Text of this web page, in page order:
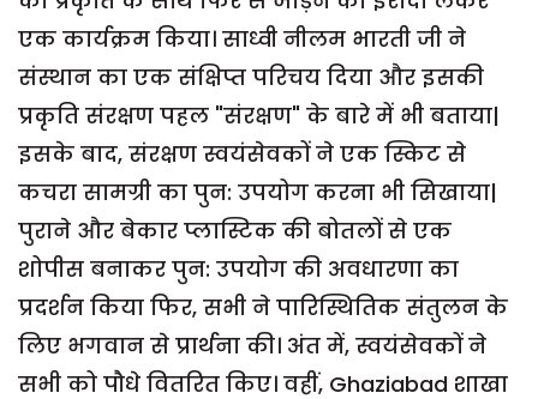
एक कार्यक्रम किया। साध्वी नीलम भारती जी ने
संस्थान का एक संक्षिप्त परिचय दिया और इसकी
प्रकृति संरक्षण पहल "संरक्षण" के बारे में भी बताया|
इसके बाद, संरक्षण स्वयंसेवकों ने एक स्किट से
कचरा सामग्री का पुन: उपयोग करना भी सिखाया|
पुराने और बेकार प्लास्टिक की बोतलों से एक
शोपीस बनाकर पुन: उपयोग की अवधारणा का
प्रदर्शन किया फिर, सभी ने पारिस्थितिक संतुलन के
लिए भगवान से प्रार्थना की। अंत में, स्वयंसेवकों ने
सभी को पौधे वितरित किए। वहीं, Ghaziabad शाखा